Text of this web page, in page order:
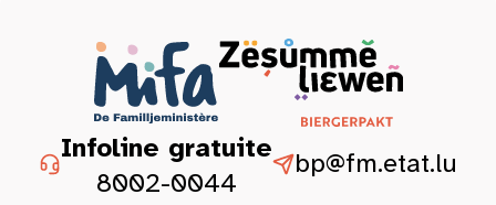
Infoline gratuite
8002-0044
bp@fm.etat.lu